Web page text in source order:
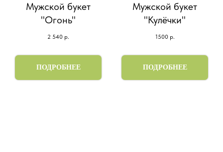
Мужской букет
"Огонь"
2 540 р.
ПОДРОБНЕЕ
Мужской букет
"Кулёчки"
1500 р.
ПОДРОБНЕЕ